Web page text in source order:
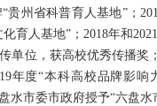
州省科普育人基地”；
育人基地”；2018年和
单位，获高校优秀传播奖
年度“本科高校品牌影
水市委市政府授予“六盘水